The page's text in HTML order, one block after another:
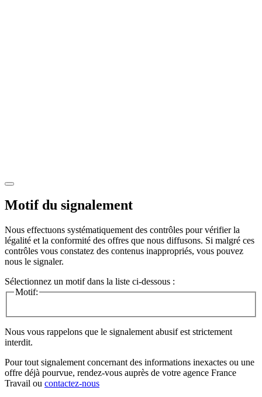
Motif du signalement
Nous effectuons systématiquement des contrôles pour vérifier la
légalité et la conformité des offres que nous diffusons. Si malgré ces
contrôles vous constatez des contenus inappropriés, vous pouvez
nous le signaler.
Sélectionnez un motif dans la liste ci-dessous :
Motif:
Nous vous rappelons que le signalement abusif est strictement
interdit.
Pour tout signalement concernant des informations inexactes ou une
offre déjà pourvue, rendez-vous auprès de votre agence France
Travail ou contactez-nous